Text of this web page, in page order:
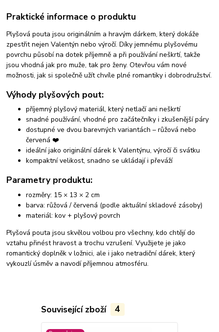
Praktické informace o produktu
Plyšová pouta jsou originálním a hravým dárkem, který dokáže
zpestřit nejen Valentýn nebo výročí. Díky jemnému plyšovému
povrchu působí na dotek příjemně a při používání neškrtí, takže
jsou vhodná jak pro muže, tak pro ženy. Otevřou vám nové
možnosti, jak si společně užít chvíle plné romantiky i dobrodružství.
Výhody plyšových pout:
příjemný plyšový materiál, který netlačí ani neškrtí
snadné používání, vhodné pro začátečníky i zkušenější páry
dostupné ve dvou barevných variantách – růžová nebo
červená ❤️
ideální jako originální dárek k Valentýnu, výročí či svátku
kompaktní velikost, snadno se ukládají i převáží
Parametry produktu:
rozměry: 15 × 13 × 2 cm
barva: růžová / červená (podle aktuální skladové zásoby)
materiál: kov + plyšový povrch
Plyšová pouta jsou skvělou volbou pro všechny, kdo chtějí do
vztahu přinést hravost a trochu vzrušení. Využijete je jako
romantický doplněk v ložnici, ale i jako netradiční dárek, který
vykouzlí úsměv a navodí příjemnou atmosféru.
Související zboží 4